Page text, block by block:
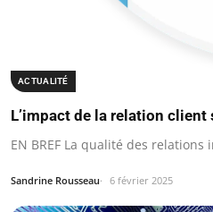
ACTUALITÉ
L’impact de la relation
EN BREF La qualité des
Sandrine Rousseau 6 février 2025